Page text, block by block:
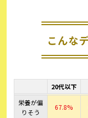
20代以下
栄養が偏
りそう
67.8%